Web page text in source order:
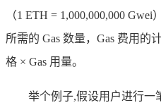
（1 ETH = 1,000,000,000
所需的 Gas 数量，Gas 费用的
格 × Gas 用量。
举个例子,假设用户进行一